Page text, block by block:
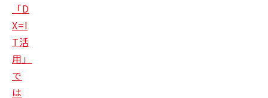
「D
X=I
T活
用」
で
は